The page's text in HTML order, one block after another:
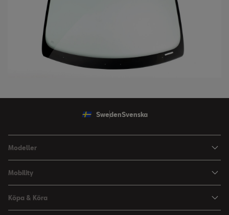
SwedenSvenska
Modeller
Arona
Leon Sportstourer
Mobility
Kvalitets- och Miljöpolicy
Köpa & Köra